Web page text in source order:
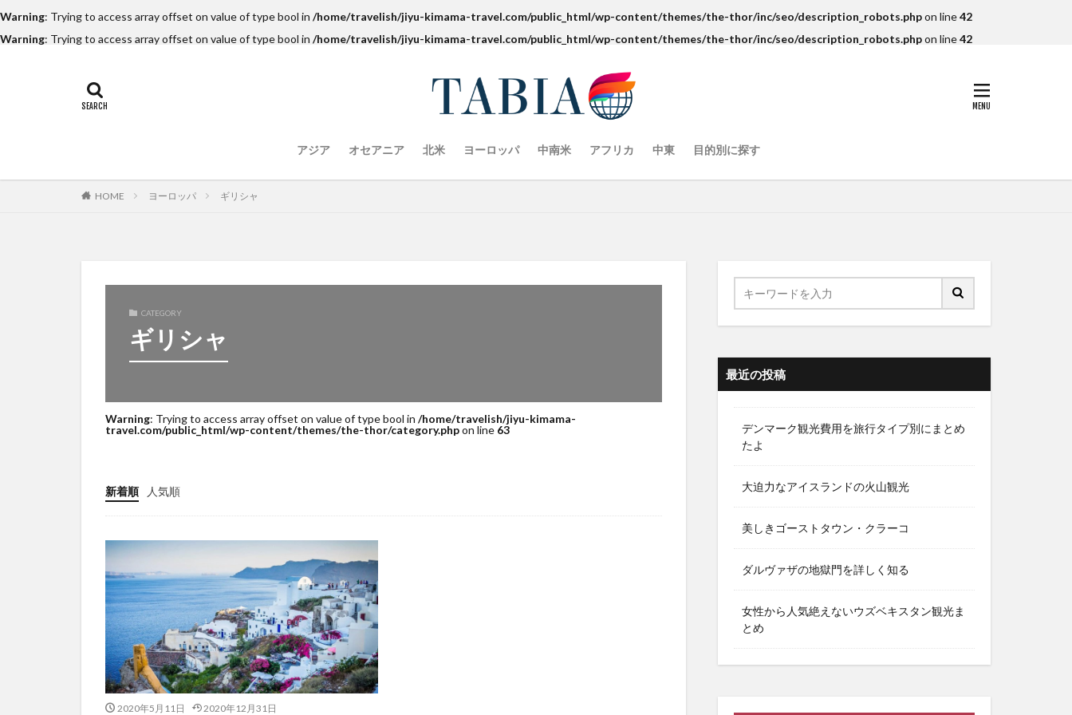
Warning: Trying to access array offset on value of type bool in /home/travelish/jiyu-kimama-travel.com/public_html/wp-content/themes/the-thor/inc/seo/description_robots.phpon line42
Warning: Trying to access array offset on value of type bool in /home/travelish/jiyu-kimama-travel.com/public_html/wp-content/themes/the-thor/inc/seo/description_robots.phpon line42
アジア オセアニア 北米 ヨーロッパ 中南米 アフリカ 中東 目的別に探す
HOME ヨーロッパ ギリシャ
CATEGORY
ギリシャ
Warning: Trying to access array offset on value of type bool in /home/travelish/jiyu-kimama-
travel.com/public_html/wp-content/themes/the-thor/category.phpon line 63
新着順 人気順
2020年5月11日 2020年12月31日
最近の投稿
デンマーク観光費用を旅行タイプ別にまとめ
たよ
大迫力なアイスランドの火山観光
美しきゴーストタウン・クラーコ
ダルヴァザの地獄門を詳しく知る
女性から人気絶えないウズベキスタン観光ま
とめ